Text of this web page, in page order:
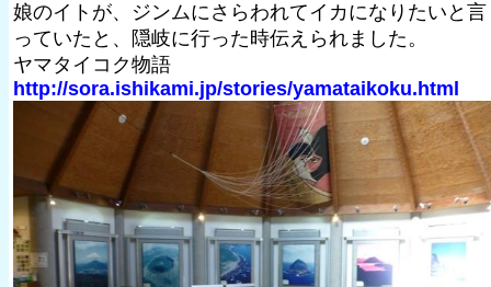
娘のイトが、ジンムにさらわれてイカになりたいと言
っていたと、隠岐に行った時伝えられました。
ヤマタイコク物語
http://sora.ishikami.jp/stories/yamataikoku.html